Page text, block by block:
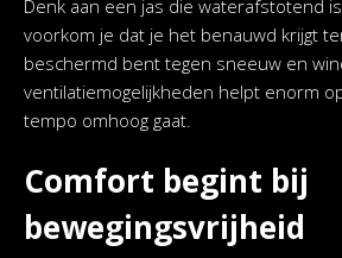
Denk aan een jas die waterafstotend
voorkom je dat je het benauwd krijgt
beschermd bent tegen sneeuw en
ventilatiemogelijkheden helpt enorm
tempo omhoog gaat.
Comfort begint bij
bewegingsvrijheid